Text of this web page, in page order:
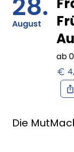
28.
August
ab
Die